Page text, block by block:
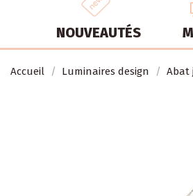
NOUVEAUTÉS
Accueil Luminaires design Abat